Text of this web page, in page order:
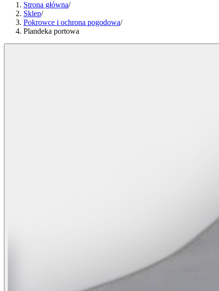
Strona główna/
Sklep/
Pokrowce i ochrona pogodowa/
Plandeka portowa